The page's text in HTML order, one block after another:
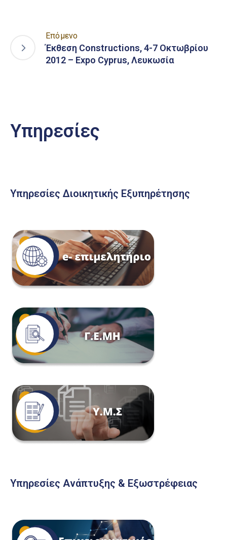
Επόμενο
Έκθεση Constructions, 4-7 Οκτωβρίου
2012 – Expo Cyprus, Λευκωσία
Υπηρεσίες
Υπηρεσίες Διοικητικής Εξυπηρέτησης
Υπηρεσίες Ανάπτυξης & Εξωστρέφειας